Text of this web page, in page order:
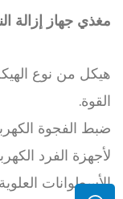
مغذي جهاز إزالة النفحة
هيكل من نوع
القوة.
ضبط الفجوة
لأجهزة الفرد